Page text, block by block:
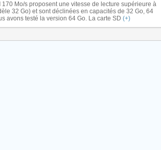
Mo/s proposent une vitesse de lecture supérieure à
32 Go) et sont déclinées en capacités de 32 Go, 64
avons testé la version 64 Go. La carte SD (+)